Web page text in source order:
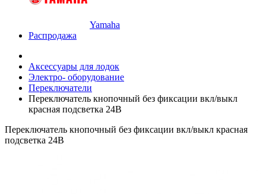
Yamaha
Распродажа
Аксессуары для лодок
Электро- оборудование
Переключатели
Переключатель кнопочный без фиксации вкл/выкл
красная подсветка 24В
Переключатель кнопочный без фиксации вкл/выкл красная
подсветка 24В